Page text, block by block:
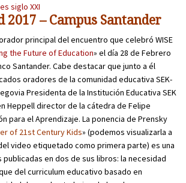
2017 – Campus Santander
principal del encuentro que celebró WISE
the Future of Education» el día 28 de Febrero
Santander. Cabe destacar que junto a él
oradores de la comunidad educativa SEK-
Presidenta de la Institución Educativa SEK
Heppell director de la cátedra de Felipe
para el Aprendizaje. La ponencia de Prensky
of 21st Century Kids» (podemos visualizarla a
video etiquetado como primera parte) es una
en dos de sus libros: la necesidad
del curriculum educativo basado en